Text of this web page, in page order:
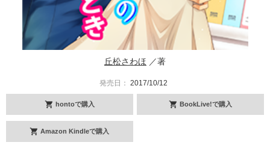
丘松さわほ ／著
発売日： 2017/10/12
hontoで購入 BookLive!で購入
Amazon Kindleで購入